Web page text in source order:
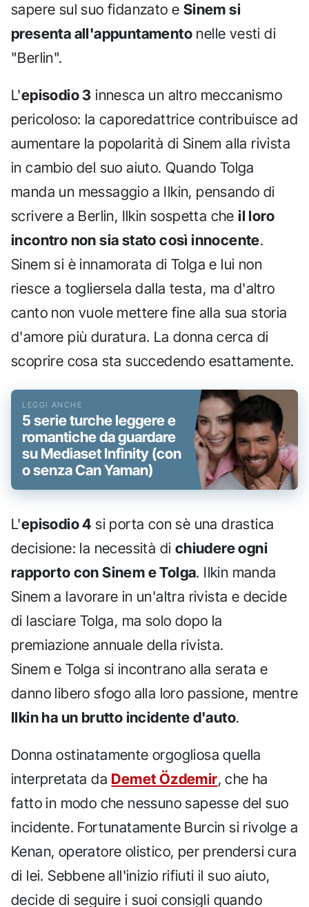
sapere sul suo fidanzato e Sinem si
presenta all'appuntamento nelle vesti di
"Berlin".
L'episodio 3 innesca un altro meccanismo
pericoloso: la caporedattrice contribuisce ad
aumentare la popolarità di Sinem alla rivista
in cambio del suo aiuto. Quando Tolga
manda un messaggio a Ilkin, pensando di
scrivere a Berlin, Ilkin sospetta cheil loro
incontro non sia stato così innocente.
Sinem si è innamorata di Tolga e lui non
riesce a togliersela dalla testa, ma d'altro
canto non vuole mettere fine alla sua storia
d'amore più duratura. La donna cerca di
scoprire cosa sta succedendo esattamente.
5 serie turche leggere e
romantiche da guardare
su Mediaset Infinity (con
o senza Can Yaman)
L'episodio 4 si porta con sè una drastica
decisione: la necessità di chiudere ogni
rapporto con Sinem e Tolga. Ilkin manda
Sinem a lavorare in un'altra rivista e decide
di lasciare Tolga, ma solo dopo la
premiazione annuale della rivista.
Sinem e Tolga si incontrano alla serata e
danno libero sfogo alla loro passione, mentre
Ilkin ha un brutto incidente d'auto.
Donna ostinatamente orgogliosa quella
interpretata da Demet Özdemir, che ha
fatto in modo che nessuno sapesse del suo
incidente. Fortunatamente Burcin si rivolge a
Kenan, operatore olistico, per prendersi cura
di lei. Sebbene all'inizio rifiuti il suo aiuto,
decide di seguire i suoi consigli quando